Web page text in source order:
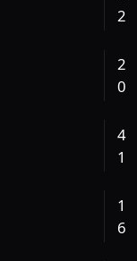
2
2
0
4
1
1
6